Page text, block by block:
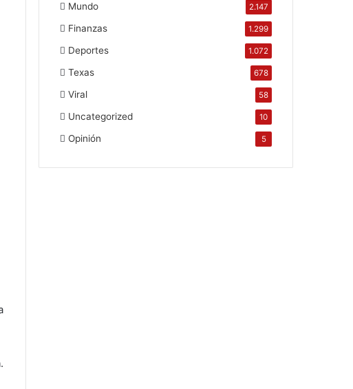
Mundo 2.147
Finanzas 1.299
Deportes 1.072
Texas 678
Viral 58
Uncategorized 10
Opinión 5